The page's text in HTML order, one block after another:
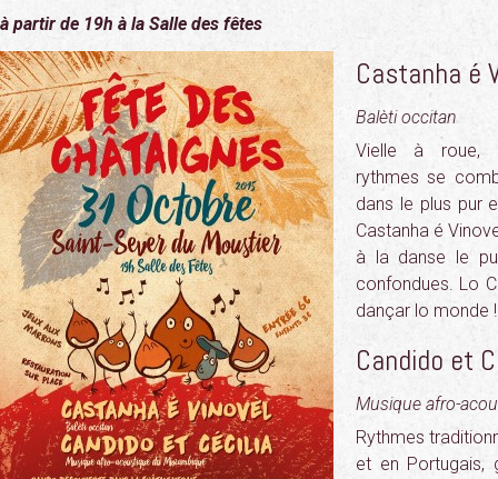
à partir de 19h à la Salle des fêtes
Castanha é
Balèti occitan
Vielle à roue,
rythmes se
dans le plus pur
Castanha é
à la danse le
confondues. Lo
dançar lo monde !
Candido et
Musique afro-
Rythmes
et en Portugais,